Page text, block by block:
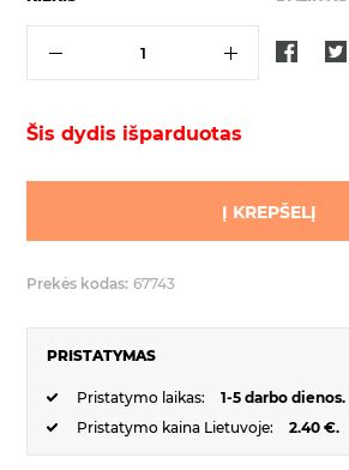
Šis dydis išparduotas
Į KREPŠELĮ
Prekės kodas: 67743
PRISTATYMAS
Pristatymo laikas:
1-5 darbo dienos.
Pristatymo kaina Lietuvoje:
2.40 €.